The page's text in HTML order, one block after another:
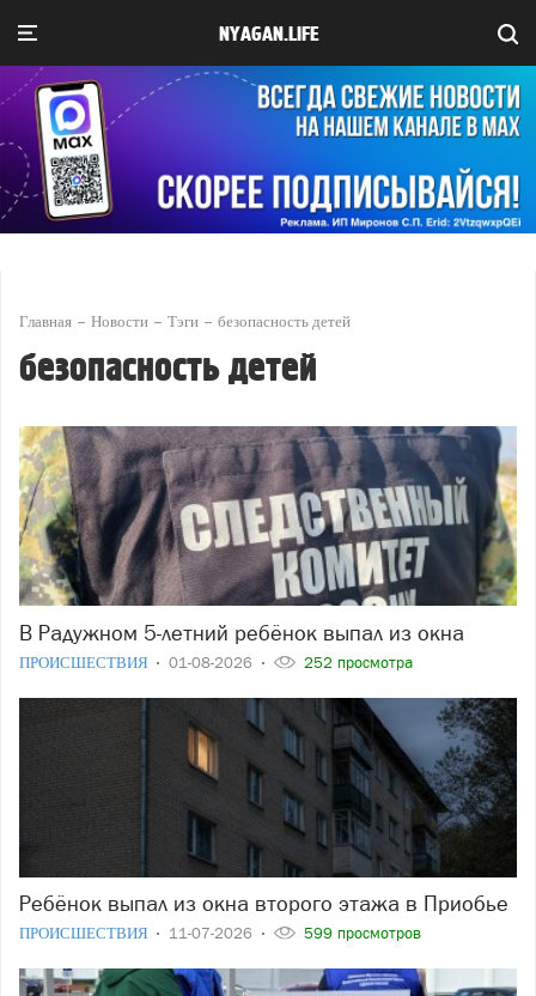
NYAGAN.LIFE
Главная Новости Тэги безопасность детей
безопасность детей
В Радужном 5-летний ребёнок выпал из окна
ПРОИСШЕСТВИЯ 01-08-2026 252 просмотра
Ребёнок выпал из окна второго этажа в Приобье
ПРОИСШЕСТВИЯ 11-07-2026 599 просмотров